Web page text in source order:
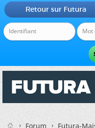
Retour sur Futura
Forum
Futura-